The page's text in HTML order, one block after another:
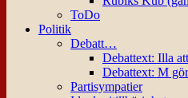
ToDo
Politik
Debatt…
Debattext: Illa
Debattext: M
Partisympatier